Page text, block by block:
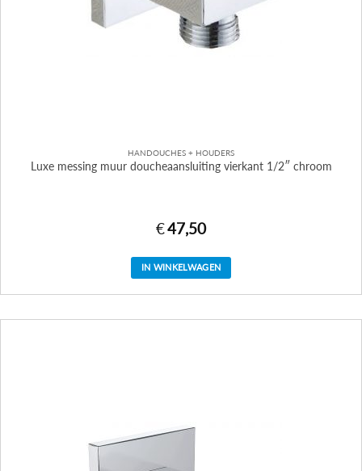
HANDOUCHES + HOUDERS
Luxe messing muur doucheaansluiting vierkant 1/2″ chroom
€47,50
IN WINKELWAGEN